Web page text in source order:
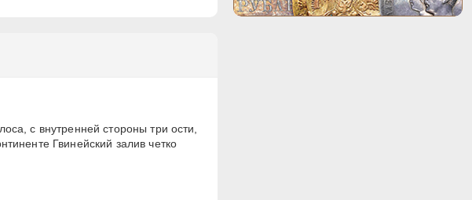
с внутренней стороны три ости,
Гвинейский залив четко